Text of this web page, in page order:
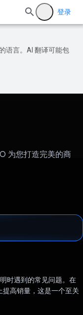
登录
语言。AI 翻译可能包
为您打造完美的商
时遇到的常见问题。在
高销量，这是一个至关